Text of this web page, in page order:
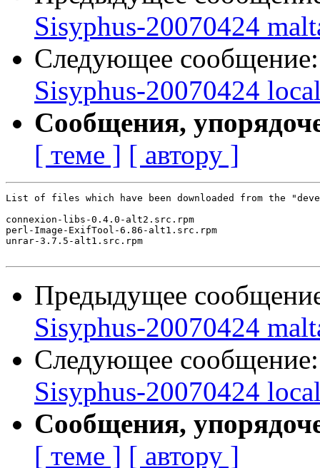
Sisyphus-20070424
Следующее
Sisyphus-20070424
Сообщения,
[ теме ] [ автору ]
List of files which have been downloaded from the
connexion-libs-0.4.0-alt2.src.rpm
perl-Image-ExifTool-6.86-alt1.src.rpm
unrar-3.7.5-alt1.src.rpm
Предыдущее
Sisyphus-20070424
Следующее
Sisyphus-20070424
Сообщения,
[ теме ] [ автору ]